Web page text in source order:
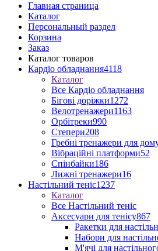
Главная страница
Каталог
Персональный раздел
Корзина
Заказ
Каталог товаров
Кардіо обладнання4118
Каталог
Все Кардіо обладнання
Бігові доріжки1272
Велотренажери1163
Орбітреки990
Степери208
Гребні тренажери для
Вібраційні платформи52
Спінбайки186
Лижні тренажери16
Настільний теніс1237
Каталог
Все Настільний теніс
Аксесуари для тенісу867
Ракетки для
Набори для
М'ячі для